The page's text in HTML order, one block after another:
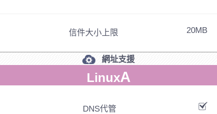
信件大小上限 20MB
網址支援
LinuxA
DNS代管